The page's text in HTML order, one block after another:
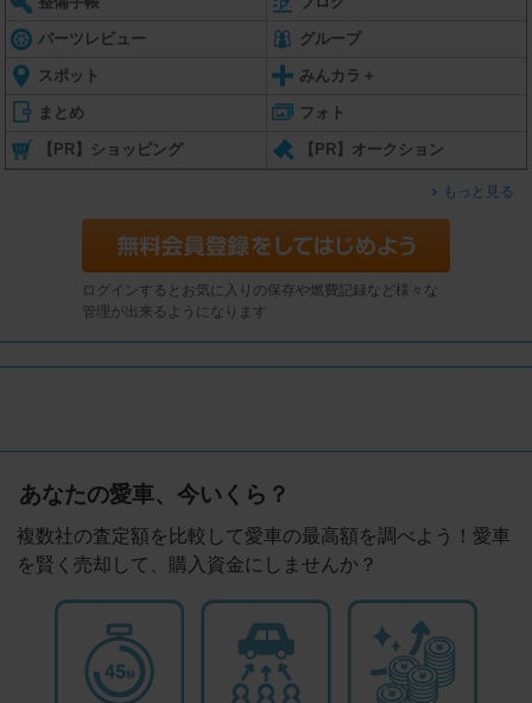
パーツレビュー グループ
スポット みんカラ＋
まとめ フォト
【PR】ショッピング 【PR】オークション
もっと見る
ログインするとお気に入りの保存や燃費記録など様々な
管理が出来るようになります
あなたの愛車、今いくら？
複数社の査定額を比較して愛車の最高額を調べよう！愛車
を賢く売却して、購入資金にしませんか？